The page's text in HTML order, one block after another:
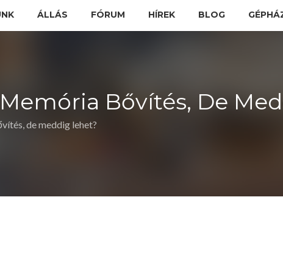
ÁLLÁS FÓRUM HÍREK BLOG
Bővítés, De
de meddig lehet?